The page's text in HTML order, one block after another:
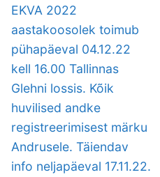
Previous
post:
EKVA 2022
aastakoosolek toimub
pühapäeval 04.12.22
kell 16.00 Tallinnas
Glehni lossis. Kõik
huvilised andke
registreerimisest märku
Andrusele. Täiendav
info neljapäeval 17.11.22.